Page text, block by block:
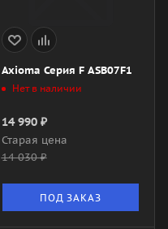
Axioma Серия F ASB07F1
Нет в наличии
14 990₽
Старая цена
14 030₽
ПОД ЗАКАЗ